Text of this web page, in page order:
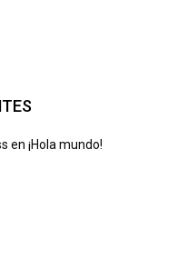
en ¡Hola mundo!